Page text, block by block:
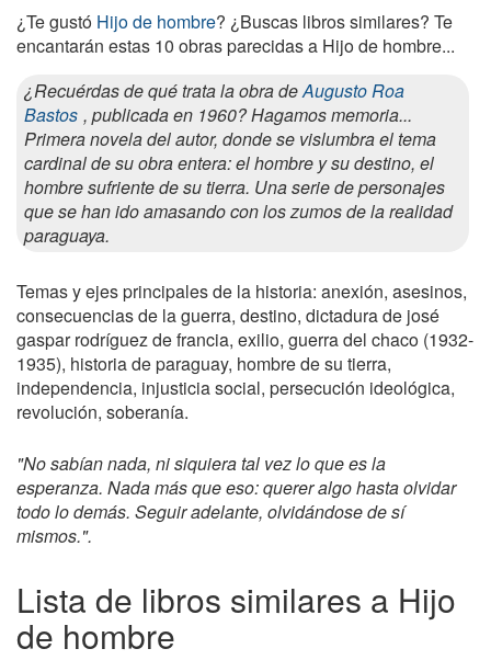
¿Te gustó Hijo de hombre? ¿Buscas libros similares? Te
encantarán estas 10 obras parecidas a Hijo de hombre...
¿Recuérdas de qué trata la obra deAugusto Roa
Bastos , publicada en 1960? Hagamos memoria...
Primera novela del autor, donde se vislumbra el tema
cardinal de su obra entera: el hombre y su destino, el
hombre sufriente de su tierra. Una serie de personajes
que se han ido amasando con los zumos de la realidad
paraguaya.
Temas y ejes principales de la historia: anexión, asesinos,
consecuencias de la guerra, destino, dictadura de josé
gaspar rodríguez de francia, exilio, guerra del chaco (1932-
1935), historia de paraguay, hombre de su tierra,
independencia, injusticia social, persecución ideológica,
revolución, soberanía.
"No sabían nada, ni siquiera tal vez lo que es la
esperanza. Nada más que eso: querer algo hasta olvidar
todo lo demás. Seguir adelante, olvidándose de sí
mismos.".
Lista de libros similares a Hijo
de hombre